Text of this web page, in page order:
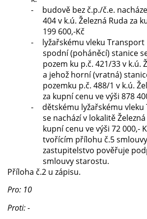
-
budově bez č.p./č.e.
404 v k.ú. Železná Ruda za
199 600,-Kč
-
lyžařskému vleku Transport
spodní (poháněcí) stanice
pozem ku p.č. 421/33 v k.ú.
a jehož horní (vratná)
pozemku p.č. 488/1 v k.ú.
za kupní cenu ve výši 878
-
dětskému lyžařskému
se nachází v lokalitě
kupní cenu ve výši 72 000,-
tvořícím přílohu č.5
zastupitelstvo pověřuje
smlouvy starostu.
Příloha č.2 u zápisu.
Pro: 10
Proti: -